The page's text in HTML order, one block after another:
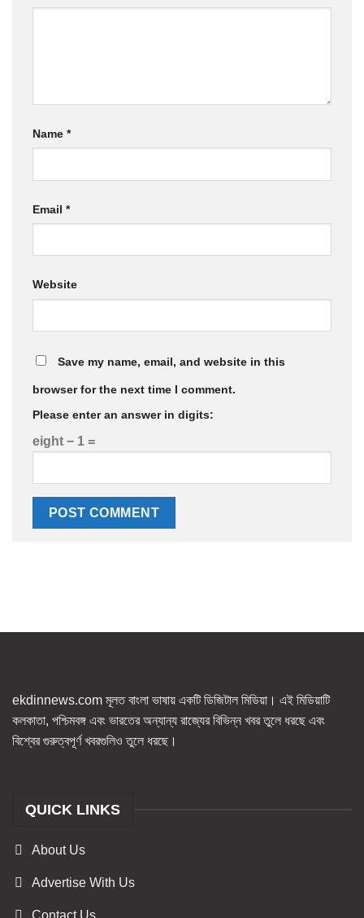
Name *
Email *
Website
Save my name, email, and website in this
browser for the next time I comment.
Please enter an answer in digits:
eight − 1 =
ekdinnews.com মূলত বাংলা ভাষায় একটি ডিজিটাল মিডিয়া। এই মিডিয়াটি
কলকাতা, পশ্চিমবঙ্গ এবং ভারতের অন্যান্য রাজ্যের বিভিন্ন খবর তুলে ধরছে এবং
বিশ্বের গুরুত্বপূর্ণ খবরগুলিও তুলে ধরছে।
QUICK LINKS
About Us
Advertise With Us
Contact Us